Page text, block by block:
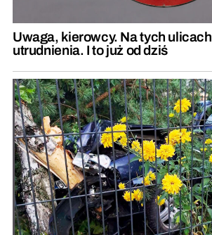
Uwaga, kierowcy. Na tych
utrudnienia. I to już od dziś